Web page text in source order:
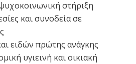
στήριξη
και συνοδεία σε
ειδών πρώτης ανάγκης
υγιεινή και οικιακή